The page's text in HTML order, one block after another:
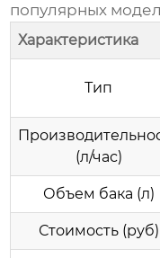
популярных
Характеристика
Тип
(л/час)
Объем бака (л)
Стоимость (руб)